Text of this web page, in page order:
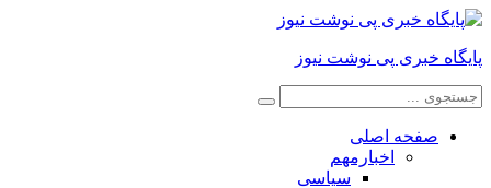
پایگاه خبری پی نوشت نیوز
صفحه اصلی
اخبارمهم
سیاسی